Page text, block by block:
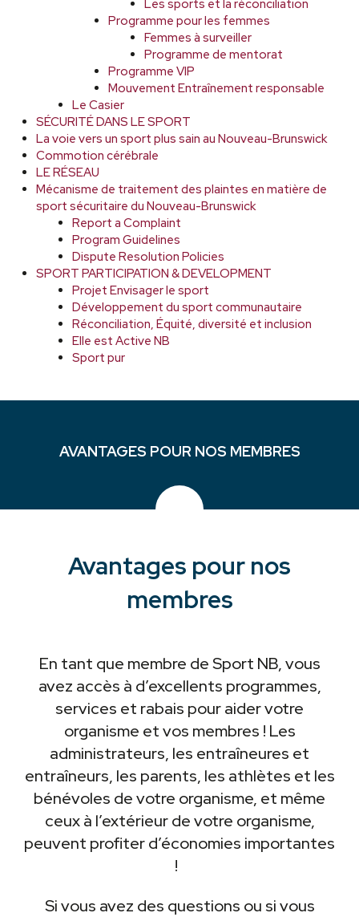
Les sports et la réconciliation
Programme pour les femmes
Femmes à surveiller
Programme de mentorat
Programme VIP
Mouvement Entraînement responsable
Le Casier
SÉCURITÉ DANS LE SPORT
La voie vers un sport plus sain au Nouveau-Brunswick
Commotion cérébrale
LE RÉSEAU
Mécanisme de traitement des plaintes en matière de
sport sécuritaire du Nouveau-Brunswick
Report a Complaint
Program Guidelines
Dispute Resolution Policies
SPORT PARTICIPATION & DEVELOPMENT
Projet Envisager le sport
Développement du sport communautaire
Réconciliation, Équité, diversité et inclusion
Elle est Active NB
Sport pur
AVANTAGES POUR NOS MEMBRES
Avantages pour nos
membres
En tant que membre de Sport NB, vous
avez accès à d’excellents programmes,
services et rabais pour aider votre
organisme et vos membres ! Les
administrateurs, les entraîneures et
entraîneurs, les parents, les athlètes et les
bénévoles de votre organisme, et même
ceux à l’extérieur de votre organisme,
peuvent profiter d’économies importantes
!
Si vous avez des questions ou si vous